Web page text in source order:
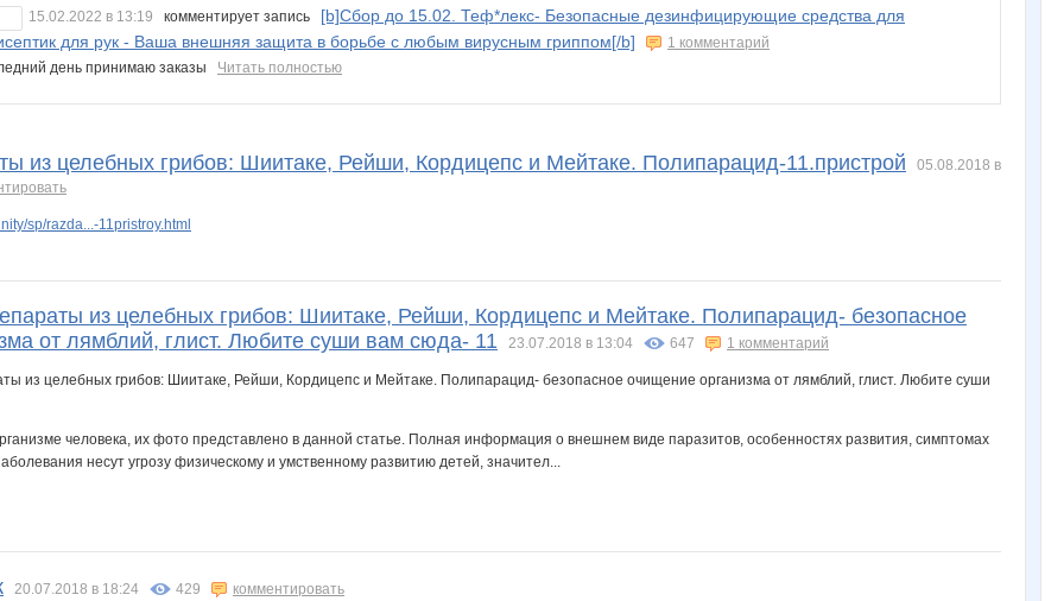
15.02.2022 в 13:19 комментирует запись [b]Сбор до 15.02. Теф*лекс- Безопасные дезинфицирующие средства для
для рук - Ваша внешняя защита в борьбе с любым вирусным гриппом[/b]
1 комментарий
день принимаю заказы Читать полностью
из целебных грибов: Шиитаке, Рейши, Кордицепс и Мейтаке. Полипарацид-11.пристрой
05.08.2018 в
sp/razda...-11pristroy.html
из целебных грибов: Шиитаке, Рейши, Кордицепс и Мейтаке. Полипарацид- безопасное
от лямблий, глист. Любите суши вам сюда- 11
23.07.2018 в 13:04 647 1 комментарий
человека, их фото представлено в данной статье. Полная информация о внешнем виде паразитов, особенностях развития, симптомах
несут угрозу физическому и умственному развитию детей, значител...
20.07.2018 в 18:24 429 комментировать